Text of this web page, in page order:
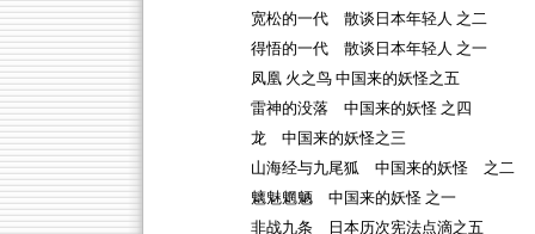
宽松的一代 散谈日本年轻人 之二
得悟的一代 散谈日本年轻人 之一
凤凰 火之鸟 中国来的妖怪之五
雷神的没落 中国来的妖怪 之四
龙 中国来的妖怪之三
山海经与九尾狐 中国来的妖怪 之二
魑魅魍魉 中国来的妖怪 之一
非战九条 日本历次宪法点滴之五